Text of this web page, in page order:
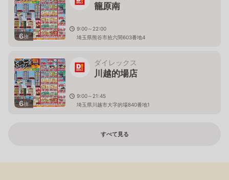
6枚
籠原南
9:00～22:00
埼玉県熊谷市拾六間603番地4
6枚
ダイレックス
川越的場店
9:00～21:45
埼玉県川越市大字的場840番地1
すべて見る